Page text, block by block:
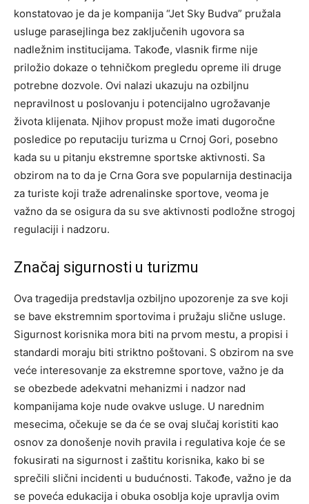
konstatovao je da je kompanija “Jet Sky Budva” pružala
usluge parasejlinga bez zaključenih ugovora sa
nadležnim institucijama. Takođe, vlasnik firme nije
priložio dokaze o tehničkom pregledu opreme ili druge
potrebne dozvole. Ovi nalazi ukazuju na ozbiljnu
nepravilnost u poslovanju i potencijalno ugrožavanje
života klijenata. Njihov propust može imati dugoročne
posledice po reputaciju turizma u Crnoj Gori, posebno
kada su u pitanju ekstremne sportske aktivnosti. Sa
obzirom na to da je Crna Gora sve popularnija destinacija
za turiste koji traže adrenalinske sportove, veoma je
važno da se osigura da su sve aktivnosti podložne strogoj
regulaciji i nadzoru.
Značaj sigurnosti u turizmu
Ova tragedija predstavlja ozbiljno upozorenje za sve koji
se bave ekstremnim sportovima i pružaju slične usluge.
Sigurnost korisnika mora biti na prvom mestu, a propisi i
standardi moraju biti striktno poštovani. S obzirom na sve
veće interesovanje za ekstremne sportove, važno je da
se obezbede adekvatni mehanizmi i nadzor nad
kompanijama koje nude ovakve usluge. U narednim
mesecima, očekuje se da će se ovaj slučaj koristiti kao
osnov za donošenje novih pravila i regulativa koje će se
fokusirati na sigurnost i zaštitu korisnika, kako bi se
sprečili slični incidenti u budućnosti. Takođe, važno je da
se poveća edukacija i obuka osoblja koje upravlja ovim